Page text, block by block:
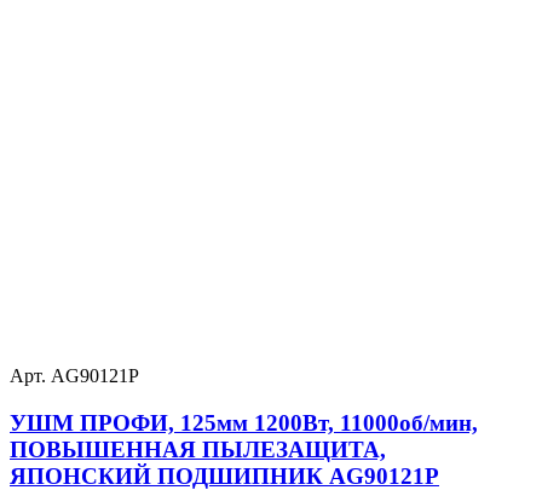
Арт. AG90121P
УШМ ПРОФИ, 125мм 1200Вт, 11000об/мин,
ПОВЫШЕННАЯ ПЫЛЕЗАЩИТА,
ЯПОНСКИЙ ПОДШИПНИК AG90121P